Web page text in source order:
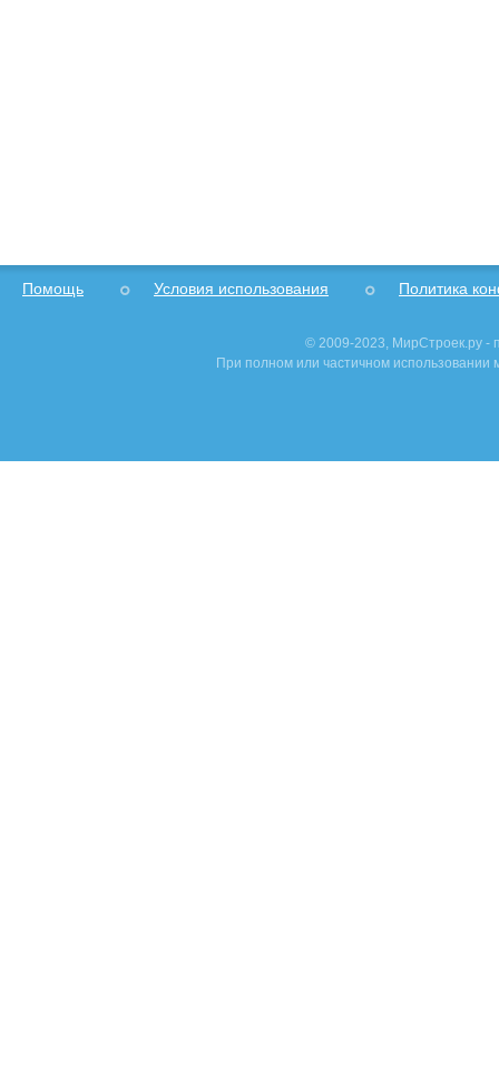
Помощь Условия использования Политика
© 2009-2023, МирСтроек.ру -
При полном или частичном использовании